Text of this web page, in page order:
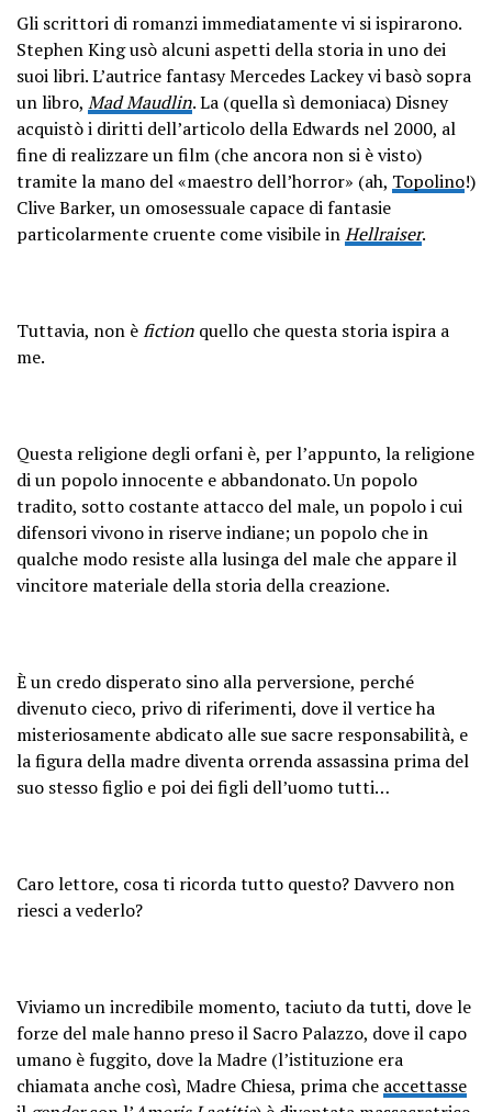
Gli scrittori di romanzi immediatamente vi si ispirarono.
Stephen King usò alcuni aspetti della storia in uno dei
suoi libri. L’autrice fantasy Mercedes Lackey vi basò sopra
un libro, Mad Maudlin. La (quella sì demoniaca) Disney
acquistò i diritti dell’articolo della Edwards nel 2000, al
fine di realizzare un film (che ancora non si è visto)
tramite la mano del «maestro dell’horror» (ah, Topolino!)
Clive Barker, un omosessuale capace di fantasie
particolarmente cruente come visibile inHellraiser.
Tuttavia, non èfiction quello che questa storia ispira a
me.
Questa religione degli orfani è, per l’appunto, la religione
di un popolo innocente e abbandonato. Un popolo
tradito, sotto costante attacco del male, un popolo i cui
difensori vivono in riserve indiane; un popolo che in
qualche modo resiste alla lusinga del male che appare il
vincitore materiale della storia della creazione.
È un credo disperato sino alla perversione, perché
divenuto cieco, privo di riferimenti, dove il vertice ha
misteriosamente abdicato alle sue sacre responsabilità, e
la figura della madre diventa orrenda assassina prima del
suo stesso figlio e poi dei figli dell’uomo tutti…
Caro lettore, cosa ti ricorda tutto questo? Davvero non
riesci a vederlo?
Viviamo un incredibile momento, taciuto da tutti, dove le
forze del male hanno preso il Sacro Palazzo, dove il capo
umano è fuggito, dove la Madre (l’istituzione era
chiamata anche così, Madre Chiesa, prima che accettasse